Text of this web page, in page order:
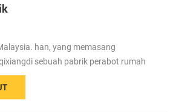
han, yang memasang
sebuah pabrik perabot rumah
penjualan qixiang bahwa cuaca di
menjadi lebih panas setelah kipas